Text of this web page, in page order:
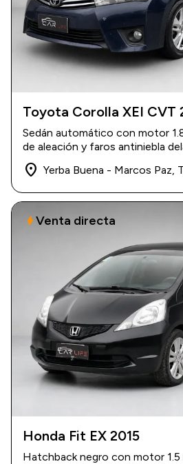
2014 160.000 km
$ 19.500.000
Toyota Corolla XEI CVT
Sedán automático con motor
de aleación y faros antiniebla
place Yerba Buena - Marcos Paz,
2015 156.000 km
Honda Fit EX 2015
Hatchback negro con motor 1.5
boltVenta directa